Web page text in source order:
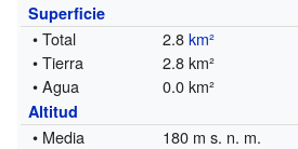
Superficie
• Total 2.8km²
• Tierra
2.8 km²
• Agua
0.0 km²
Altitud
• Media 180 m s. n. m.